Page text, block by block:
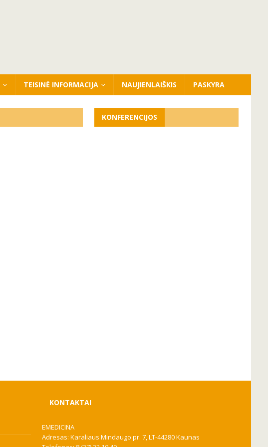
TEISINĖ INFORMACIJA NAUJIENLAIŠKIS PASKYRA
KONFERENCIJOS
KONTAKTAI
EMEDICINA
Adresas: Karaliaus Mindaugo pr. 7, LT-44280 Kaunas